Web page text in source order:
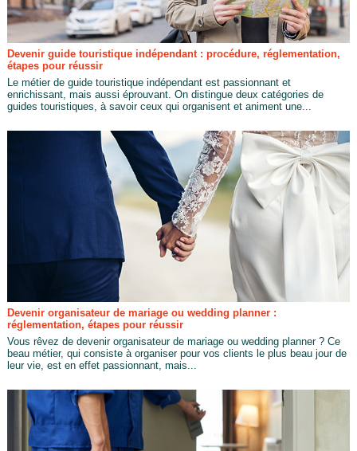
Devenir guide touristique indépendant : procédure, réglementation,
étapes pour réussir
Le métier de guide touristique indépendant est passionnant et
enrichissant, mais aussi éprouvant. On distingue deux catégories de
guides touristiques, à savoir ceux qui organisent et animent une...
Devenir organisateur de mariage ou wedding planner :
réglementation, étapes pour réussir
Vous rêvez de devenir organisateur de mariage ou wedding planner ? Ce
beau métier, qui consiste à organiser pour vos clients le plus beau jour de
leur vie, est en effet passionnant, mais...